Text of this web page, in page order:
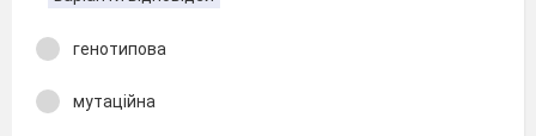
генотипова
мутаційна